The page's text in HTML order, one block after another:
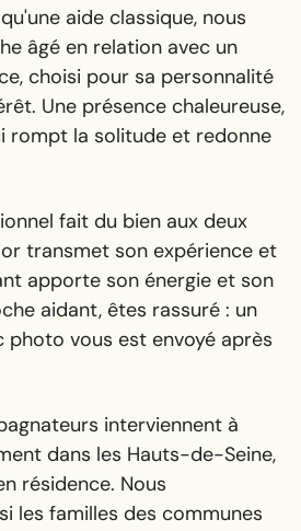
aide classique, nous
âgé en relation avec un
choisi pour sa personnalité
Une présence chaleureuse,
rompt la solitude et redonne
fait du bien aux deux
transmet son expérience et
apporte son énergie et son
aidant, êtes rassuré : un
vous est envoyé après
interviennent à
dans les Hauts-de-Seine,
résidence. Nous
les familles des communes